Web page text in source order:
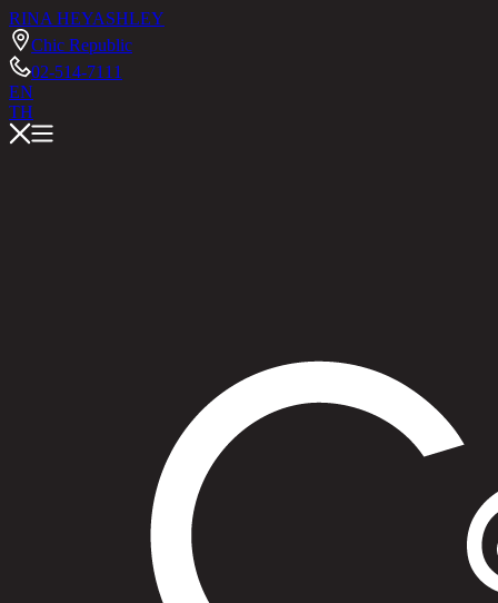
RINA HEYASHLEY
Chic Republic
02-514-7111
EN
TH